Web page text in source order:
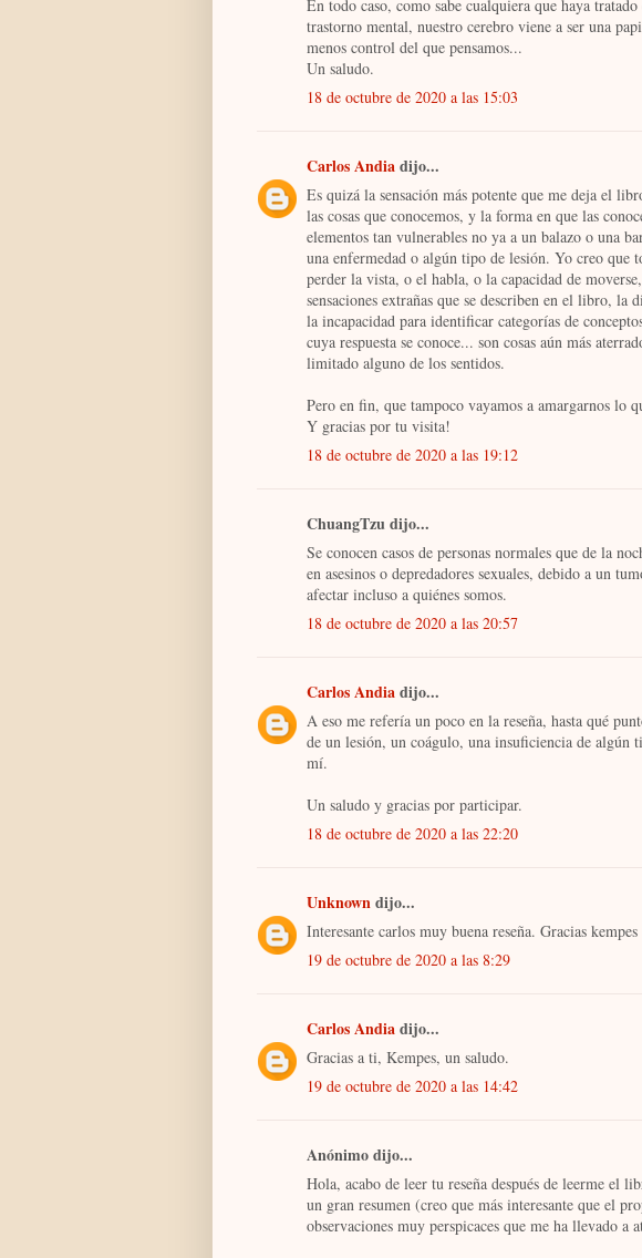
En todo caso, como sabe cualquiera que haya
trastorno mental, nuestro cerebro viene a ser una
menos control del que pensamos...
Un saludo.
18 de octubre de 2020 a las 15:03
Carlos Andiadijo...
Es quizá la sensación más potente que me deja el
las cosas que conocemos, y la forma en que las
elementos tan vulnerables no ya a un balazo o una
una enfermedad o algún tipo de lesión. Yo creo que
perder la vista, o el habla, o la capacidad de
sensaciones extrañas que se describen en el libro, la
la incapacidad para identificar categorías de
cuya respuesta se conoce... son cosas aún más
limitado alguno de los sentidos.
Pero en fin, que tampoco vayamos a amargarnos lo
Y gracias por tu visita!
18 de octubre de 2020 a las 19:12
ChuangTzu dijo...
Se conocen casos de personas normales que de la
en asesinos o depredadores sexuales, debido a un
afectar incluso a quiénes somos.
18 de octubre de 2020 a las 20:57
Carlos Andiadijo...
A eso me refería un poco en la reseña, hasta qué
de un lesión, un coágulo, una insuficiencia de algún
mí.
Un saludo y gracias por participar.
18 de octubre de 2020 a las 22:20
Unknowndijo...
Interesante carlos muy buena reseña. Gracias kempes
19 de octubre de 2020 a las 8:29
Carlos Andiadijo...
Gracias a ti, Kempes, un saludo.
19 de octubre de 2020 a las 14:42
Anónimo dijo...
Hola, acabo de leer tu reseña después de leerme el
un gran resumen (creo que más interesante que el
observaciones muy perspicaces que me ha llevado a